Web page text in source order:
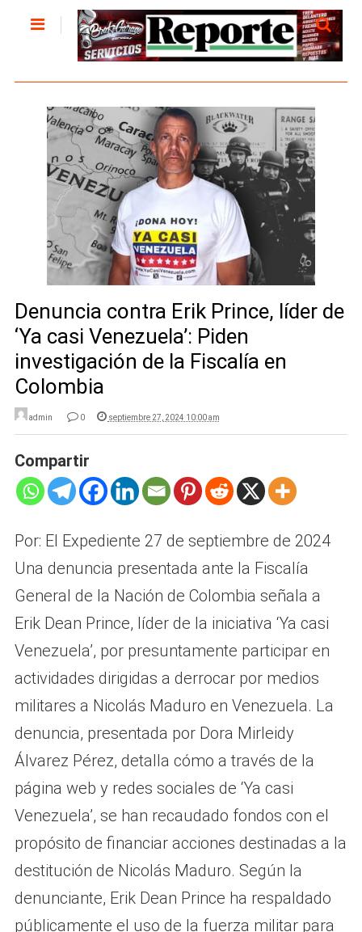
Denuncia contra Erik Prince, líder de
‘Ya casi Venezuela’: Piden
investigación de la Fiscalía en
Colombia
admin 0 septiembre 27, 2024 10:00 am
Compartir
Por: El Expediente 27 de septiembre de 2024
Una denuncia presentada ante la Fiscalía
General de la Nación de Colombia señala a
Erik Dean Prince, líder de la iniciativa ‘Ya casi
Venezuela’, por presuntamente participar en
actividades dirigidas a derrocar por medios
militares a Nicolás Maduro en Venezuela. La
denuncia, presentada por Dora Mirleidy
Álvarez Pérez, detalla cómo a través de la
página web y redes sociales de ‘Ya casi
Venezuela’, se han recaudado fondos con el
propósito de financiar acciones destinadas a la
destitución de Nicolás Maduro. Según la
denunciante, Erik Dean Prince ha respaldado
públicamente el uso de la fuerza militar para